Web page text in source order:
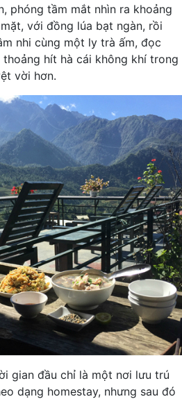
phóng tầm mắt nhìn ra khoảng
với đồng lúa bạt ngàn, rồi
nhi cùng một ly trà ấm, đọc
hít hà cái không khí trong
vời hơn.
gian đầu chỉ là một nơi lưu trú
dạng homestay, nhưng sau đó